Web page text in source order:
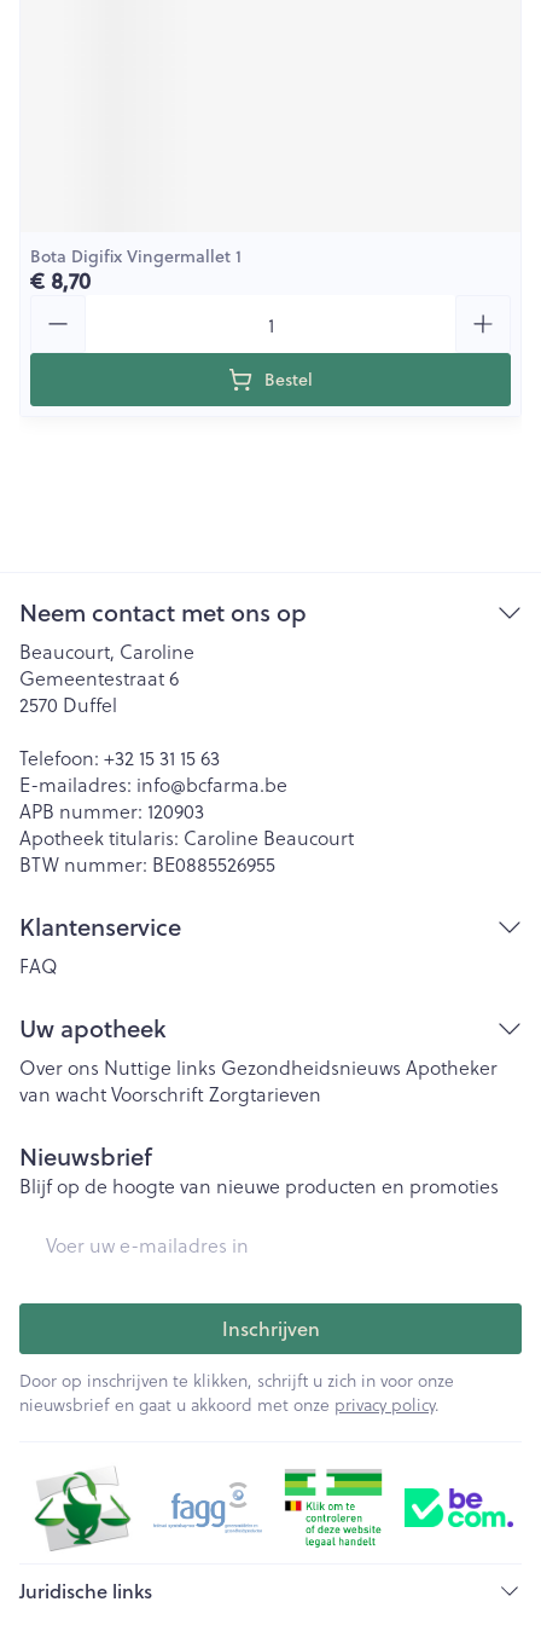
Bota Digifix Vingermallet 1
€ 8,70
Bestel
Neem contact met ons op
Beaucourt, Caroline
Gemeentestraat 6
2570 Duffel
Telefoon: +32 15 31 15 63
E-mailadres: info@bcfarma.be
APB nummer: 120903
Apotheek titularis: Caroline Beaucourt
BTW nummer: BE0885526955
Klantenservice
FAQ
Uw apotheek
Over ons Nuttige links Gezondheidsnieuws Apotheker
van wachtVoorschriftZorgtarieven
Nieuwsbrief
Blijf op de hoogte van nieuwe producten en promoties
Inschrijven
Door op inschrijven te klikken, schrijft u zich in voor onze
nieuwsbrief en gaat u akkoord met onze privacy policy.
Juridische links